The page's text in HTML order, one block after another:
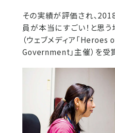
その実績が評価され、
員が本当にすごい！と思
（ウェブメディア「
Government」主催）を受